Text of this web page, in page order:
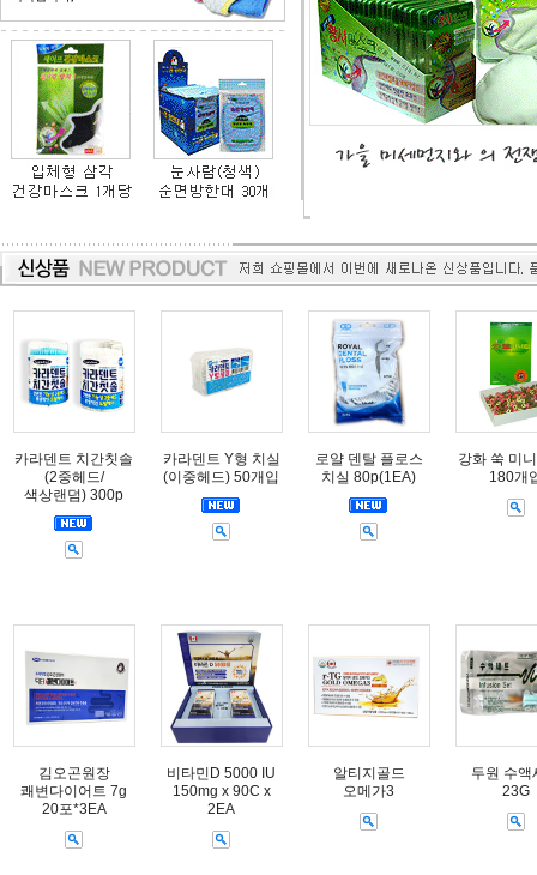
카라덴트 치간칫솔
(2중헤드/
색상랜덤) 300p
카라덴트 Y형 치실
(이중헤드) 50개입
로얄 덴탈 플로스
치실 80p(1EA)
강화 쑥 미
180개
김오곤원장
쾌변다이어트 7g
20포*3EA
비타민D 5000 IU
150mg x 90C x
2EA
알티지골드
오메가3
두원 수액
23G